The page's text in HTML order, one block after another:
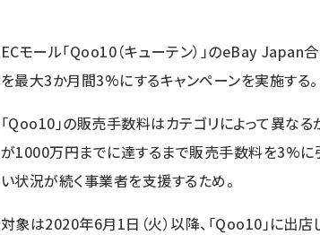
ECモール「Qoo10（キューテン）」のeBay
を最大3か月間3%にするキャンペーンを実施する。
「Qoo10」の販売手数料はカテゴリによって異な
が1000万円までに達するまで販売手数料を3%に
い状況が続く事業者を支援するため。
対象は2020年6月1日（火）以降、「Qoo10」に出